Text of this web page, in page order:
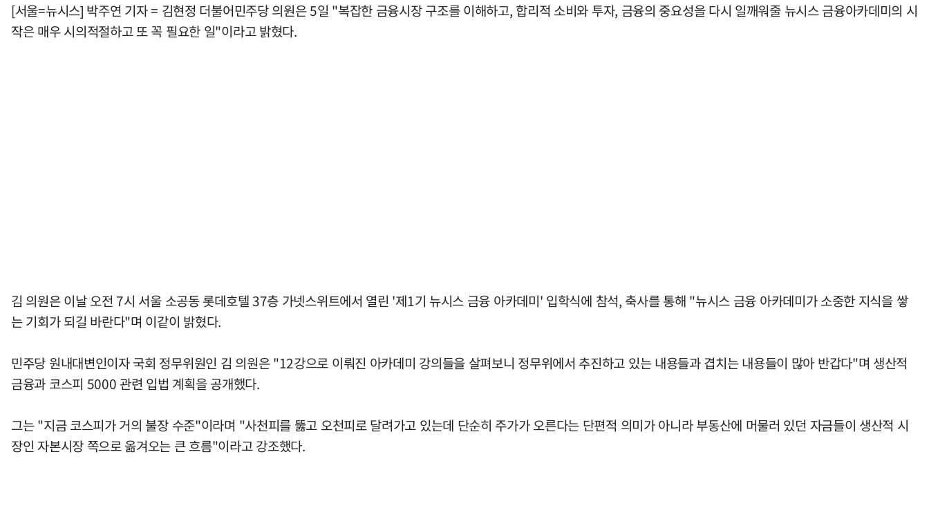
[서울=뉴시스] 박주연 기자 = 김현정 더불어민주당 의원은 5일 "복잡한 금융시장 구조를 이해하고, 합리적 소비와 투자, 금융의 중요성을 다시 일깨워줄 뉴시스 금융아카데미의 시
작은 매우 시의적절하고 또 꼭 필요한 일"이라고 밝혔다.
김 의원은 이날 오전 7시 서울 소공동 롯데호텔 37층 가넷스위트에서 열린 '제1기 뉴시스 금융 아카데미' 입학식에 참석, 축사를 통해 "뉴시스 금융 아카데미가 소중한 지식을 쌓
는 기회가 되길 바란다"며 이같이 밝혔다.
민주당 원내대변인이자 국회 정무위원인 김 의원은 "12강으로 이뤄진 아카데미 강의들을 살펴보니 정무위에서 추진하고 있는 내용들과 겹치는 내용들이 많아 반갑다"며 생산적
금융과 코스피 5000 관련 입법 계획을 공개했다.
그는 "지금 코스피가 거의 불장 수준"이라며 "사천피를 뚫고 오천피로 달려가고 있는데 단순히 주가가 오른다는 단편적 의미가 아니라 부동산에 머물러 있던 자금들이 생산적 시
장인 자본시장 쪽으로 옮겨오는 큰 흐름"이라고 강조했다.